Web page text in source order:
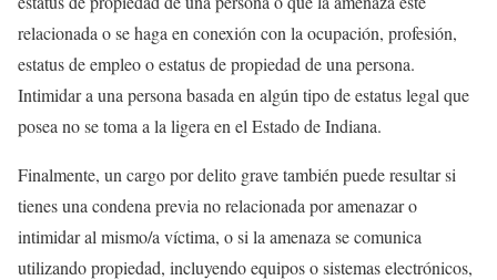
relacionada o se haga en conexión con la ocupación, profesión,
estatus de empleo o estatus de propiedad de una persona.
Intimidar a una persona basada en algún tipo de estatus legal que
posea no se toma a la ligera en el Estado de Indiana.
Finalmente, un cargo por delito grave también puede resultar si
tienes una condena previa no relacionada por amenazar o
intimidar al mismo/a víctima, o si la amenaza se comunica
utilizando propiedad, incluyendo equipos o sistemas electrónicos,